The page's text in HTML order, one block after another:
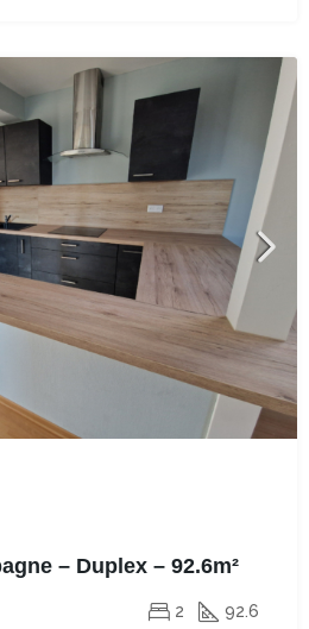
– Duplex – 92.6m²
2 92.6